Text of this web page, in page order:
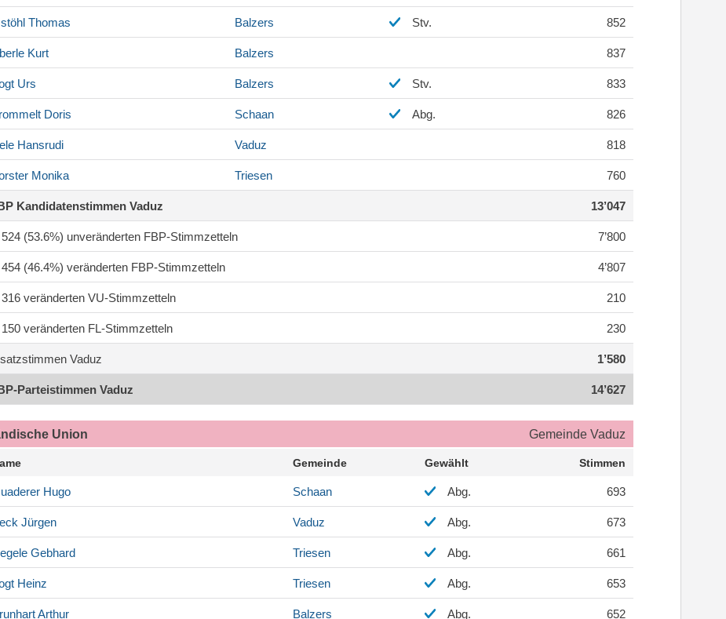
Thomas Balzers Stv. 852
Kurt Balzers 837
Urs Balzers Stv. 833
Doris Schaan Abg. 826
Hansrudi Vaduz 818
Monika Triesen 760
Kandidatenstimmen Vaduz 13’047
(53.6%) unveränderten FBP-Stimmzetteln 7’800
(46.4%) veränderten FBP-Stimmzetteln 4’807
veränderten VU-Stimmzetteln 210
veränderten FL-Stimmzetteln 230
Vaduz 1’580
Parteistimmen Vaduz 14’627
Union Gemeinde Vaduz
Gemeinde Gewählt Stimmen
Hugo Schaan Abg. 693
Jürgen Vaduz Abg. 673
Gebhard Triesen Abg. 661
Heinz Triesen Abg. 653
Arthur Balzers Abg. 652